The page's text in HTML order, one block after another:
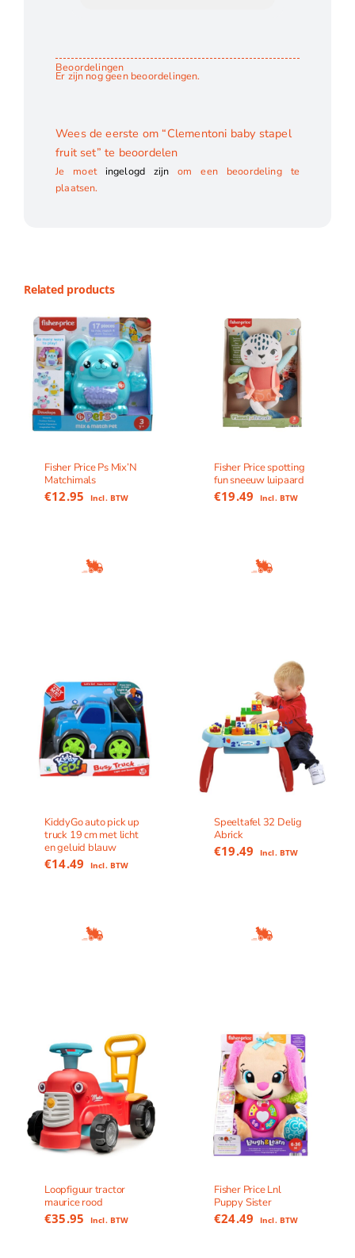
Beoordelingen
Er zijn nog geen beoordelingen.
Wees de eerste om “Clementoni baby stapel
fruit set” te beoordelen
Je moet ingelogd zijn om een beoordeling te
plaatsen.
Related products
Fisher Price Ps Mix’N
Matchimals
€12.95 Incl. BTW
Fisher Price spotting
fun sneeuw luipaard
€19.49 Incl. BTW
KiddyGo auto pick up
truck 19 cm met licht
en geluid blauw
€14.49 Incl. BTW
Speeltafel 32 Delig
Abrick
€19.49 Incl. BTW
Loopfiguur tractor
maurice rood
€35.95 Incl. BTW
Fisher Price Lnl
Puppy Sister
€24.49 Incl. BTW